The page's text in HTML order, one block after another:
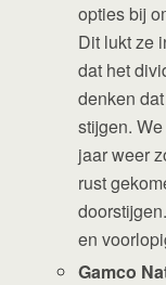
opties bij
Dit lukt ze
dat het
denken
stijgen.
jaar weer
rust
en
Gamco